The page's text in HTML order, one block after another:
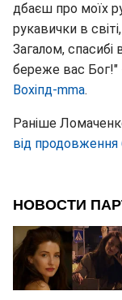
дбаєш про моїх
рукавички в
Загалом, спасибі
береже вас Бог!"
Вохіпд-mma.
Раніше
від